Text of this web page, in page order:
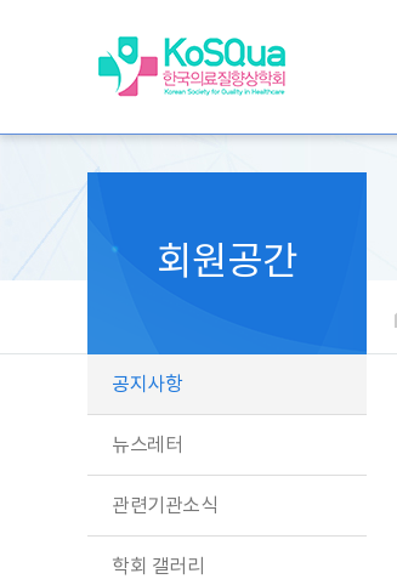
회원공간
공지사항
뉴스레터
관련기관소식
학회 갤러리